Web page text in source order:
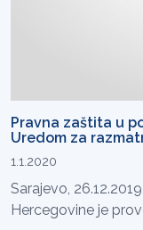
Pravna zaštita u
Uredom za
1.1.2020
Sarajevo,
Hercegovine je